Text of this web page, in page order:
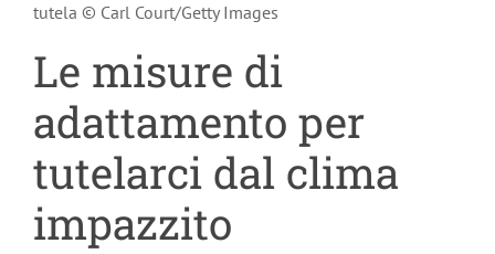
tutela © Carl Court/Getty Images
Le misure di
adattamento per
tutelarci dal clima
impazzito